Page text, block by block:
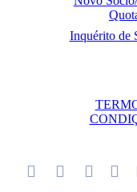
Inquérito de